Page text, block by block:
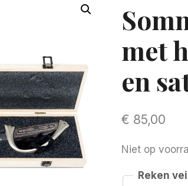
met
en
€ 85,00
Niet op
Reken